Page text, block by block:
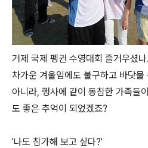
거제 국제 펭귄 수영대회 즐거우셨
차가운 겨울임에도 불구하고 바닷
아니라, 행사에 같이 동참한 가족들
도 좋은 추억이 되었겠죠?
'나도 참가해 보고 싶다?'